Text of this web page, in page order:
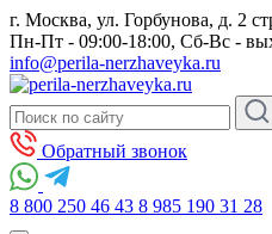
г. Москва, ул. Горбунова, д. 2
Пн-Пт - 09:00-18:00, Сб-Вс -
info@perila-nerzhaveyka.ru
Обратный звонок
8 800 250 46 43 8 985 190 31 28